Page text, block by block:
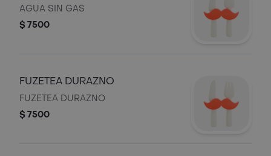
AGUA SIN GAS
$ 7500
FUZETEA DURAZNO
FUZETEA DURAZNO
$ 7500